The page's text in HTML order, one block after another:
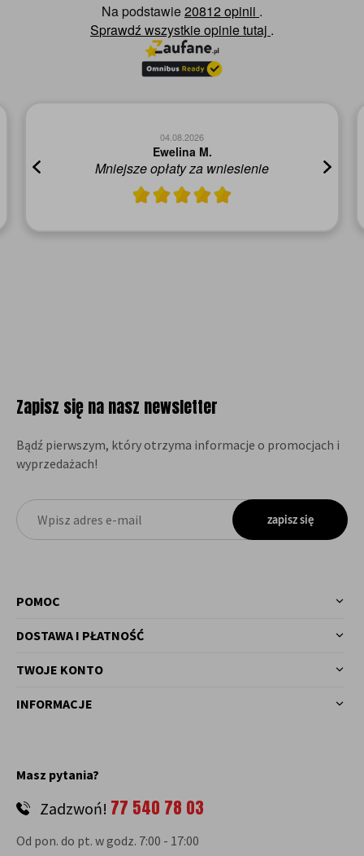
Na podstawie20812 opinii .
Sprawdź wszystkie opinietutaj .
04.08.2026
Mniejsze opłaty za wniesienie
Ewelina M.
Zapisz się na nasz newsletter
Bądź pierwszym, który otrzyma informacje o promocjach i
wyprzedażach!
zapisz się
POMOC
DOSTAWA I PŁATNOŚĆ
TWOJE KONTO
INFORMACJE
Masz pytania?
Zadzwoń! 77 540 78 03
Od pon. do pt. w godz. 7:00 - 17:00